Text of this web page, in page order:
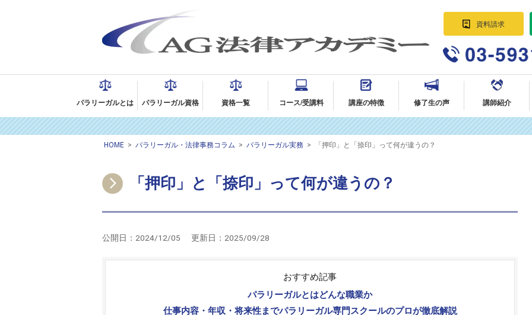
就職・転職｜AG法律アカデミー
資料請求
パラリーガルとは パラリーガル資格 資格一覧 コース/受講料 講座の特徴 修了生の声 講師紹介
HOME > パラリーガル・法律事務コラム > パラリーガル実務 > 「押印」と「捺印」って何が違うの？
「押印」と「捺印」って何が違うの？
公開日： 2024/12/05 更新日： 2025/09/28
おすすめ記事
パラリーガルとはどんな職業か
仕事内容・年収・将来性までパラリーガル専門スクールのプロが徹底解説